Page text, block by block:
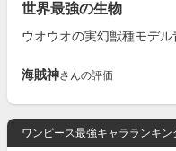
世界最強の生物
ウオウオの実幻獣種モデ
海賊神さんの評価
ワンピース最強キャラランキン